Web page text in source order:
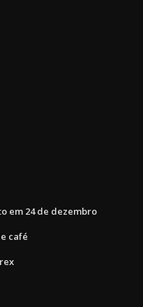
em 24 de dezembro
café